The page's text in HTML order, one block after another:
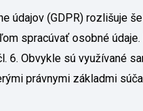
údajov (GDPR) rozlišuje
spracúvať osobné
6. Obvykle sú využívané
právnymi základmi